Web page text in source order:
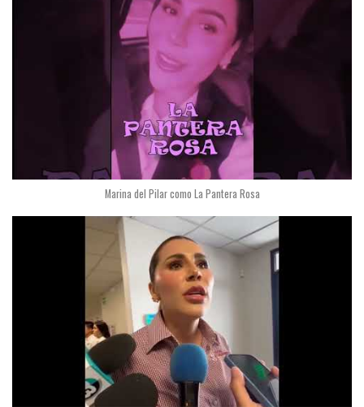
Marina del Pilar como La Pantera Rosa